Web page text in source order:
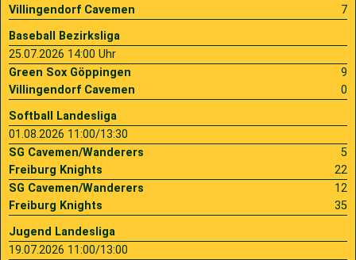
Villingendorf Cavemen
7
Baseball Bezirksliga
25.07.2026 14:00 Uhr
Green Sox Göppingen
9
Villingendorf Cavemen
0
Softball Landesliga
01.08.2026 11:00/13:30
SG Cavemen/Wanderers
5
Freiburg Knights
22
SG Cavemen/Wanderers
12
Freiburg Knights
35
Jugend Landesliga
19.07.2026 11:00/13:00